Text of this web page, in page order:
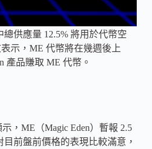
供應量 12.5% 將用於代幣空
示，ME 代幣將在幾週後上
產品賺取 ME 代幣。
，ME（Magic Eden）暫報 2.5
目前盤前價格的表現比較滿意，